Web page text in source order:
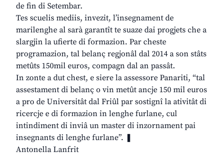
de fin di Setembar.
Tes scuelis mediis, invezit, l’insegnament de
marilenghe al sarà garantît te suaze dai progjets che a
slargjin la ufierte di formazion. Par cheste
programazion, tal belanç regjonâl dal 2014 a son stâts
metûts 150mil euros, compagn dal an passât.
In zonte a dut chest, e siere la assessore Panariti, “tal
assestament di belanç o vin metût ancje 150 mil euros
a pro de Universitât dal Friûl par sostignî la ativitât di
ricercje e di formazion in lenghe furlane, cul
intindiment di inviâ un master di inzornament pai
insegnants di lenghe furlane”. ❚
Antonella Lanfrit